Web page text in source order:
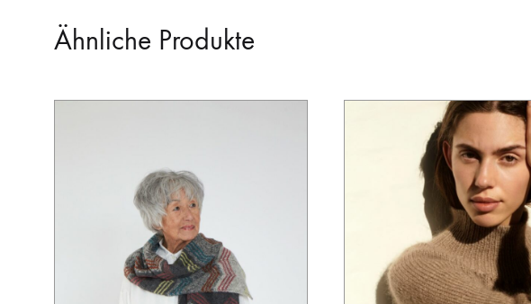
Ähnliche Produkte